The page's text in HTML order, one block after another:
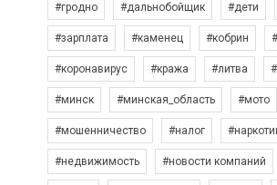
#гродно #дальнобойщик #дети
#зарплата #каменец #кобрин
#коронавирус #кража #литва
#минск #минская_область #мото
#мошенничество #налог
#недвижимость #новости компаний